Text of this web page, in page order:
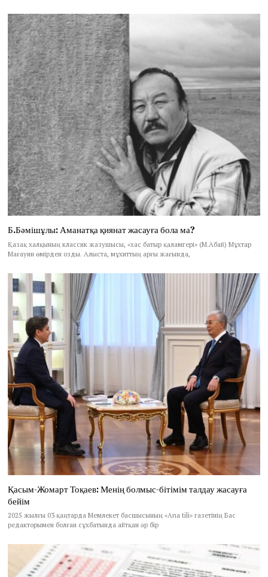
Б.Бәмішұлы: Аманатқа қиянат жасауға бола ма?
Қазақ халқының классик жазушысы, «хас батыр қаламгері» (М.Абай) Мұхтар
Мағауин өмірден озды. Алыста, мұхиттың арғы жағында,
Қасым-Жомарт Тоқаев: Менің болмыс-бітімім талдау жасауға
бейім
2025 жылғы 03 қаңтарда Мемлекет басшысының «Ana tili» газетінің Бас
редакторымен болған сұхбатында айтқан әр бір